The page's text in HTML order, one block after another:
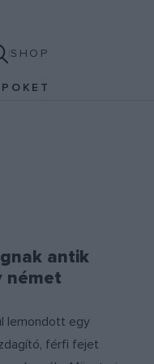
SHOP
POKET
antik
német
lemondott egy
férfi fejet